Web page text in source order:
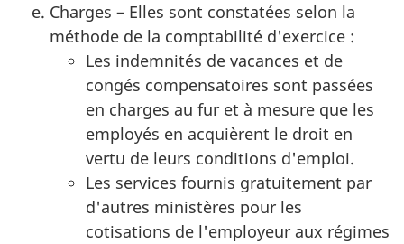
Charges – Elles sont constatées selon la
méthode de la comptabilité d'exercice :
Les indemnités de vacances et de
congés compensatoires sont passées
en charges au fur et à mesure que les
employés en acquièrent le droit en
vertu de leurs conditions d'emploi.
Les services fournis gratuitement par
d'autres ministères pour les
cotisations de l'employeur aux régimes